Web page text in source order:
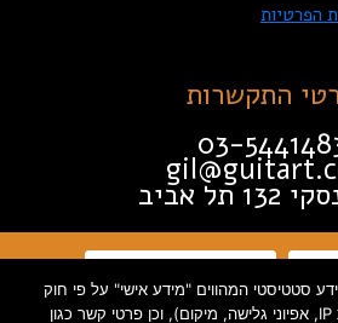
הפרטיות
התקשרות
03-
תל אביב
הצהרת נגישות
סטטיסטי המהווים "מידע אישי" על פי חוק
(כגון סוג מכשיר, כתובת IP, אפיוני גלישה, מיקום), וכן פרטי קשר כגון